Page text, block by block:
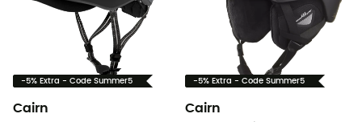
-5% Extra - Code Summer5
Cairn
-5% Extra - Code Summer5
Cairn